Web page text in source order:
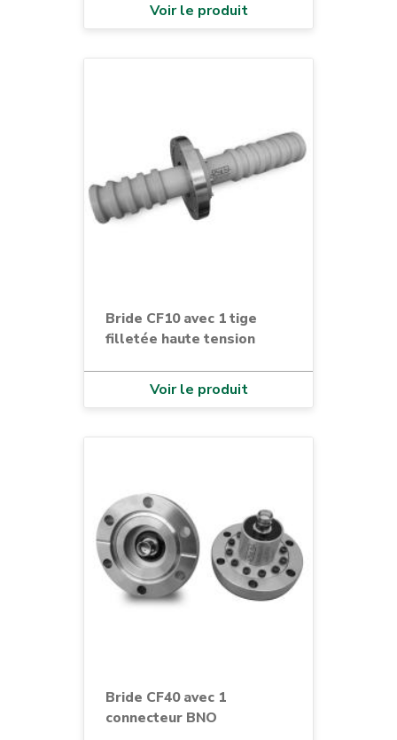
Voir le produit
Bride CF10 avec 1 tige
filletée haute tension
Voir le produit
Bride CF40 avec 1
connecteur BNO